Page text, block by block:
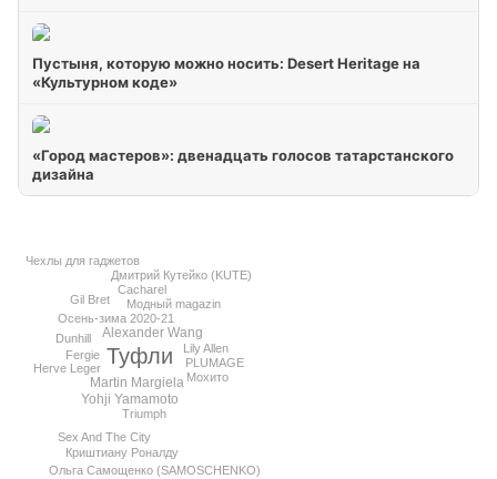
Пустыня, которую можно носить: Desert Heritage на
«Культурном коде»
«Город мастеров»: двенадцать голосов татарстанского
дизайна
Туфли
Martin Margiela
Alexander Wang
Yohji Yamamoto
Осень-зима 2020-21
Triumph
Модный magazin
Lily Allen
Herve Leger
Cacharel
Sex And The City
Криштиану Роналду
Gil Bret
Чехлы для гаджетов
Fergie
Dunhill
Дмитрий Кутейко (KUTE)
Ольга Самощенко (SAMOSCHENKO)
Мохито
PLUMAGE